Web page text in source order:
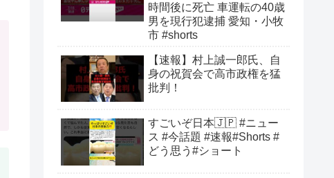
時間後に死亡 車運転の40歳
男を現行犯逮捕 愛知・小牧
市 #shorts
【速報】村上誠一郎氏、自
身の祝賀会で高市政権を猛
批判！
すごいぞ日本🇯🇵 #ニュー
ス #今話題 #速報#Shorts #
どう思う#ショート